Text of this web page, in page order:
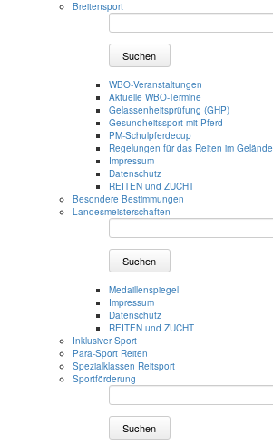
Breitensport
Suchen
WBO-Veranstaltungen
Aktuelle WBO-Termine
Gelassenheitsprüfung (GHP)
Gesundheitssport mit Pferd
PM-Schulpferdecup
Regelungen für das Reiten im Gelände
Impressum
Datenschutz
REITEN und ZUCHT
Besondere Bestimmungen
Landesmeisterschaften
Suchen
Medaillenspiegel
Impressum
Datenschutz
REITEN und ZUCHT
Inklusiver Sport
Para-Sport Reiten
Spezialklassen Reitsport
Sportförderung
Suchen